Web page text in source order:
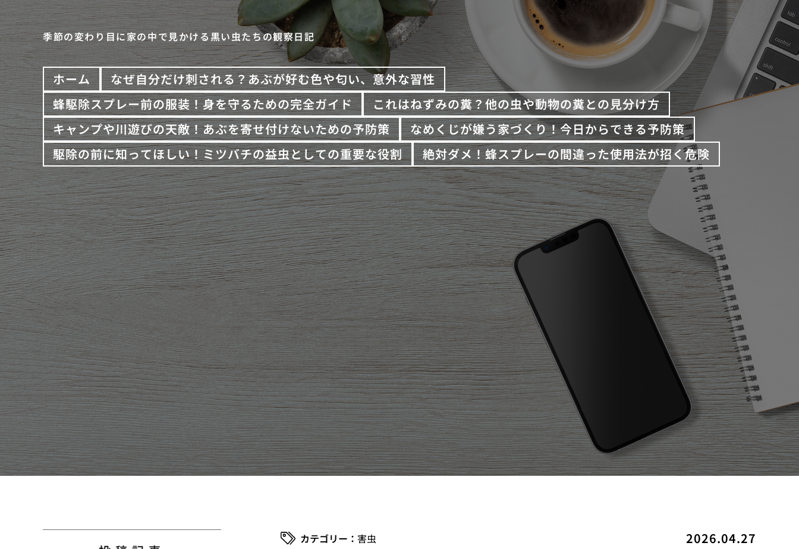
季節の変わり目に家の中で見かける黒い虫たちの観察日記
ホーム
なぜ自分だけ刺される？あぶが好む色や匂い、意外な習性
蜂駆除スプレー前の服装！身を守るための完全ガイド
これはねずみの糞？他の虫や動物の糞との見分け方
キャンプや川遊びの天敵！あぶを寄せ付けないための予防策
なめくじが嫌う家づくり！今日からできる予防策
駆除の前に知ってほしい！ミツバチの益虫としての重要な役割
絶対ダメ！蜂スプレーの間違った使用法が招く危険
2026.04.27
害虫